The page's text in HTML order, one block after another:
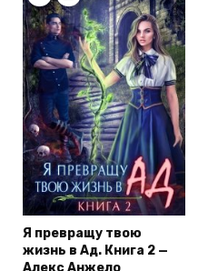
Я превращу твою
жизнь в Ад. Книга 2 —
Алекс Анжело